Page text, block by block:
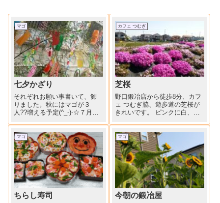
マゴ
七夕かざり
それぞれお願い事書いて、飾
りました。秋にはマゴが３
人??増える予定(^_-)-☆７月以
しています（*^_^*）２年生の
マゴのおねがいごと、男の子
なのに字がちっちゃ((+_+))
「みんながへ...
カフェ つむぎ
芝桜
野口鍛冶店から徒歩8分、カフ
ェ つむぎ脇、遊歩道の芝桜が
きれいです。 ピンクに白、ま
いましたが、こんな天気のい
い日には、テラスでコーヒー
飲みながら、ゆっくり花でも
眺めていたい気分ですね。野...
マゴ
ちらし寿司
マゴ
今朝の鍛冶屋